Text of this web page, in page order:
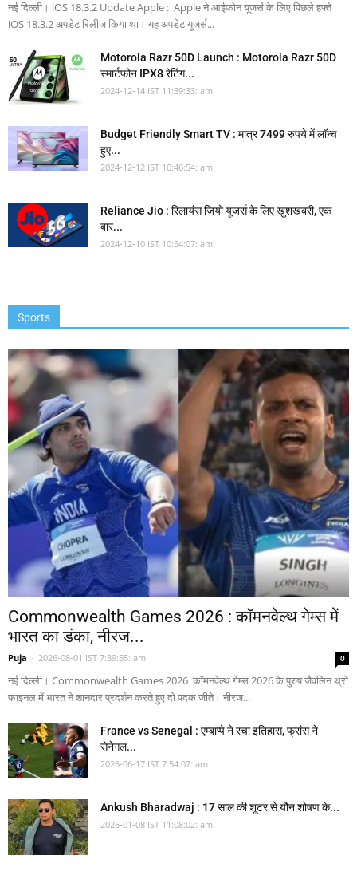
नई दिल्ली। iOS 18.3.2 Update Apple : Apple ने आईफोन यूजर्स के लिए पिछले हफ्ते
iOS 18.3.2 अपडेट रिलीज किया था। यह अपडेट यूजर्स...
Motorola Razr 50D Launch : Motorola Razr 50D
स्मार्टफोन IPX8 रेटिंग...
2024-12-14 IST 11:39:33: am
Budget Friendly Smart TV : मात्र 7499 रुपये में लॉन्च
हुए...
2024-12-12 IST 10:46:54: am
Reliance Jio : रिलायंस जियो यूजर्स के लिए खुशखबरी, एक
बार...
2024-12-10 IST 10:54:07: am
Sports
Commonwealth Games 2026 : कॉमनवेल्थ गेम्स में
भारत का डंका, नीरज...
Puja - 2026-08-01 IST 7:39:55: am 0
नई दिल्ली। Commonwealth Games 2026 कॉमनवेल्थ गेम्स 2026 के पुरुष जैवलिन थ्रो
फाइनल में भारत ने शानदार प्रदर्शन करते हुए दो पदक जीते। नीरज...
France vs Senegal : एम्बाप्पे ने रचा इतिहास, फ्रांस ने
सेनेगल...
2026-06-17 IST 7:54:07: am
Ankush Bharadwaj : 17 साल की शूटर से यौन शोषण के...
2026-01-08 IST 11:08:02: am